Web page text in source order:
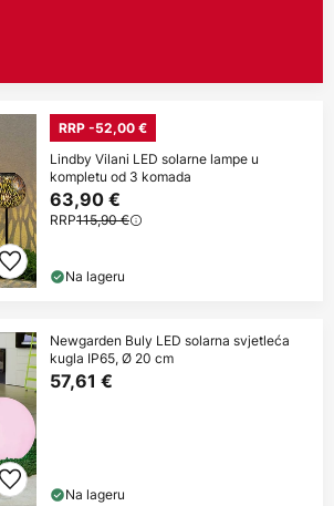
RRP -52,00 €
Lindby Vilani LED solarne lampe u
kompletu od 3 komada
63,90 €
RRP115,90 €
Na lageru
Newgarden Buly LED solarna svjetleća
kugla IP65, Ø 20 cm
57,61 €
Na lageru